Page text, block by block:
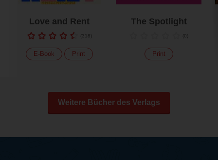
Love and Rent
(318)
E-Book Print
The Spotlight
(0)
Print
Weitere Bücher des Verlags